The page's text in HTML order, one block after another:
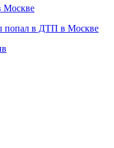
Москве
попал в ДТП в Москве